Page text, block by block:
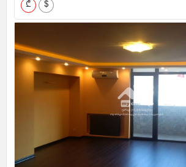
₾ $